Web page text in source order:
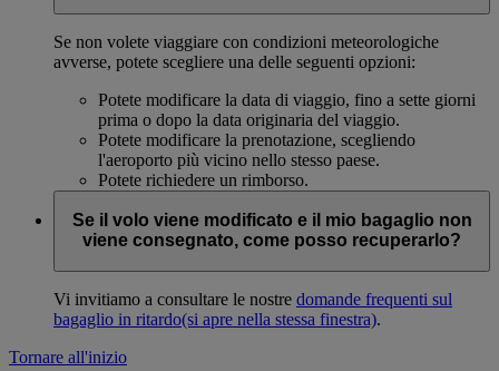
Se non volete viaggiare con condizioni meteorologiche
avverse, potete scegliere una delle seguenti opzioni:
Potete modificare la data di viaggio, fino a sette giorni
prima o dopo la data originaria del viaggio.
Potete modificare la prenotazione, scegliendo
l'aeroporto più vicino nello stesso paese.
Potete richiedere un rimborso.
Se il volo viene modificato e il mio bagaglio non
viene consegnato, come posso recuperarlo?
Vi invitiamo a consultare le nostre domande frequenti sul
bagaglio in ritardo(si apre nella stessa finestra).
Tornare all'inizio